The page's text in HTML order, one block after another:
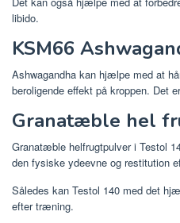
libido.
KSM66
Ashwagandha kan hjælpe med at
beroligende effekt på kroppen. Det
Granatæble hel
Granatæble helfrugtpulver i Testol
den fysiske ydeevne og restitution
Således kan Testol 140 med det
efter træning.